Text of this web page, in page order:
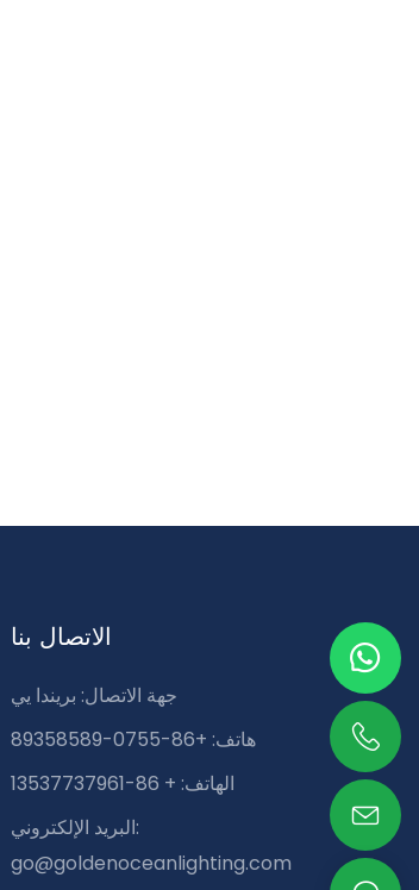
الاتصال بنا
جهة الاتصال: بريندا يي
هاتف: +86-0755-89358589
الهاتف: + 86-13537737961
البريد الإلكتروني:
go@goldenoceanlighting.com